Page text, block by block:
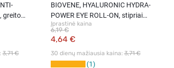
greito
1 vnt.
3,71 €
BIOVENE, HYALURONIC HYDRA-
POWER EYE ROLL-ON, stipriai
drėkinantis paakių serumas, 1
vnt.
Įprastinė kaina
4,64 €
6,19 €
30 dienų mažiausia kaina: 3,71 €
1